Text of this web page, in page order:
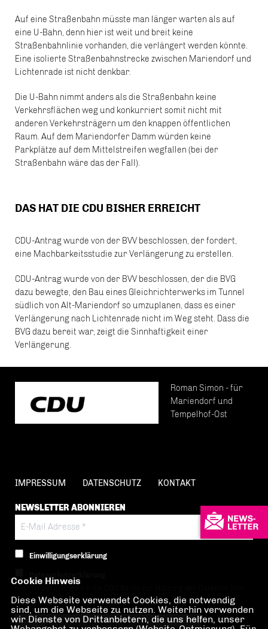
Auf eine Straßenbahn müsste man länger warten als auf
eine U-Bahn, denn hier ist weit und breit keine
Straßenbahnlinie vorhanden, die verlängert werden könnte.
Eine isolierte Straßenbahnstrecke zwischen Mariendorf und
Lichtenrade ist nicht denkbar.
Die U-Bahn nimmt anders als die Straßenbahn keine
Verkehrsflächen weg und konkurriert somit nicht mit
anderen Verkehrsträgern um den knappen öffentlichen
Raum. Auf dem Mariendorfer Damm würden keine
Parkplätze auf dem Mittelstreifen wegfallen (bei der
Straßenbahn wäre das der Fall).
DAS HAT DIE CDU BISHER ERREICHT
CDU-Antrag wurde von der BVV beschlossen, der fordert,
eine Machbarkeitsstudie zur Verlängerung zu erstellen.
CDU-Antrag wurde von der BVV beschlossen, der die BVG
dazu bewegte, den Bau eines Gleichrichterwerks im Tunnel
südlich von Alt-Mariendorf so umzuplanen, dass es einer
Verlängerung nach Lichtenrade nicht im Weg steht. Dass die
BVG dazu bereit war, zeigt die Sinnhaftigkeit einer
Verlängerung.
Roman Simon - für
Mariendorf und
Tempelhof-Ost
IMPRESSUM DATENSCHUTZ KONTAKT
NEWSLETTER ABONNIEREN
Einwilligungserklärung
der nachfolgenden Datenschutzerklärung.*
Anti-Roboter-Verifizierung
Cookie Hinweis
Diese Webseite verwendet Cookies, die notwendig
sind, um die Webseite zu nutzen. Weiterhin verwenden
wir Dienste von Drittanbietern, die uns helfen, unser